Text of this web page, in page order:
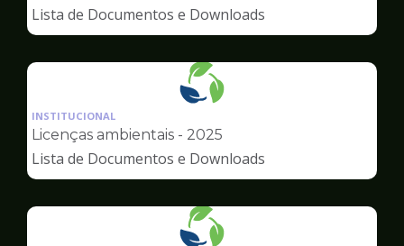
Meio
Lista de Documentos e Downloads
Ilustração
pagina
Meio
INSTITUCIONAL
Licenças ambientais - 2025
Lista de Documentos e Downloads
Ilustração